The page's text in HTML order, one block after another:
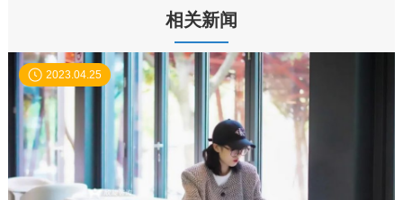
相关新闻
2023.04.25